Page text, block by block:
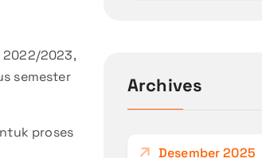
2022/2023,
semester
proses
n
Archives
Desember 2025